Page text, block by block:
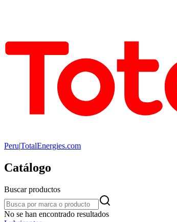
Peru|TotalEnergies.com
Catálogo
Buscar productos
Buscar productos
No se han encontrado resultados